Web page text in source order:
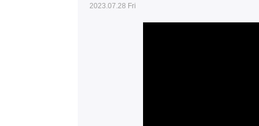
2023.07.28 Fri